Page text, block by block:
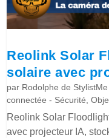
Reolink Solar
solaire avec
par Rodolphe de StylistMe
connectée - Sécurité ,
Reolink Solar
avec projecteur IA,